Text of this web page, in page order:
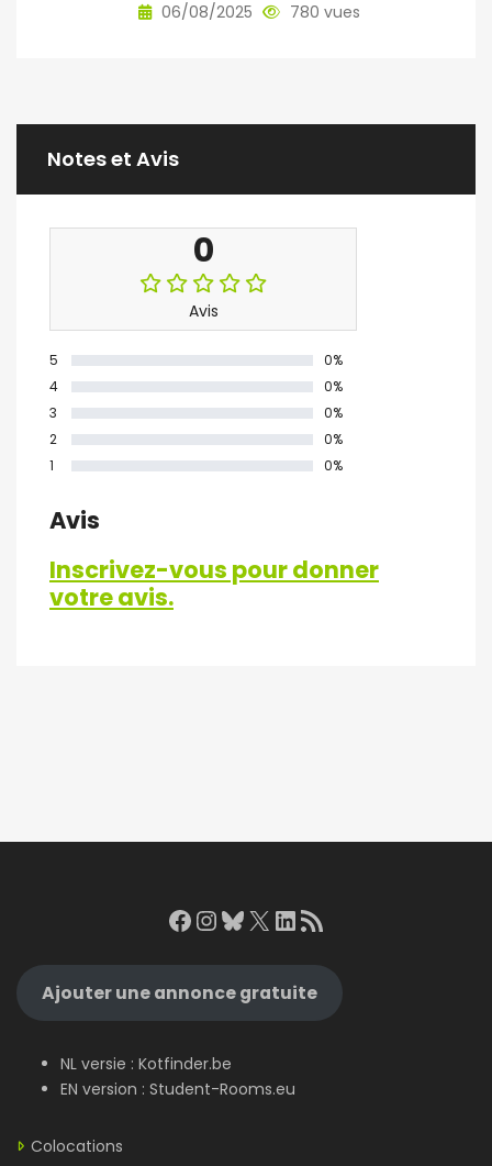
06/08/2025 780 vues
Notes et Avis
0
Avis
5
0%
4
0%
3
0%
2
0%
1
0%
Avis
Inscrivez-vous pour donner
votre avis.
Facebook
Instagram
Bluesky
X LinkedIn
RSS Feed
Ajouter une annonce gratuite
NL versie : Kotfinder.be
EN version : Student-Rooms.eu
Colocations